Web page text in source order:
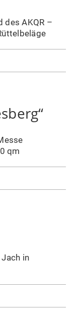
des AKQR –
qm
in